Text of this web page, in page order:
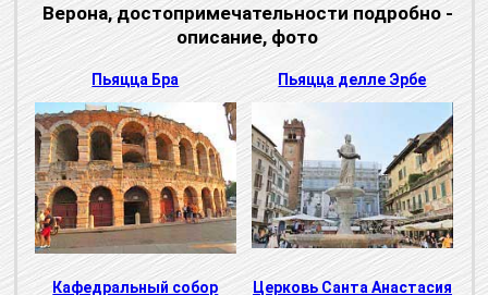
Верона, достопримечательности подробно -
описание, фото
Пьяцца Бра Пьяцца делле Эрбе
Кафедральный собор Церковь Санта Анастасия